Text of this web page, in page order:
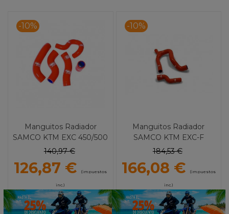
-10%
Manguitos Radiador
SAMCO KTM EXC 450/500
(12-16)
140,97 €
126,87 € (impuestos
inc.)
-10%
Manguitos Radiador
SAMCO KTM EXC-F
250/350 (20) en Y
184,53 €
166,08 € (impuestos
inc.)